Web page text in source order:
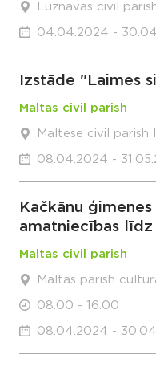
Luznavas civil
04.04.2024 -
Izstāde "Laimes
Maltas civil parish
Maltese civil parish
08.04.2024 -
Kačkānu
amatniecības
Maltas civil parish
Maltas parish
08:00 - 16:00
08.04.2024 -